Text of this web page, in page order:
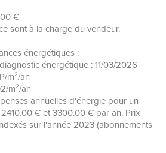
€
sont à la charge du vendeur.
énergétiques :
énergétique : 11/03/2026
m²/an
m²/an
annuelles d'énergie pour un
€ et 3300.00 € par an. Prix
sur l'année 2023 (abonnements